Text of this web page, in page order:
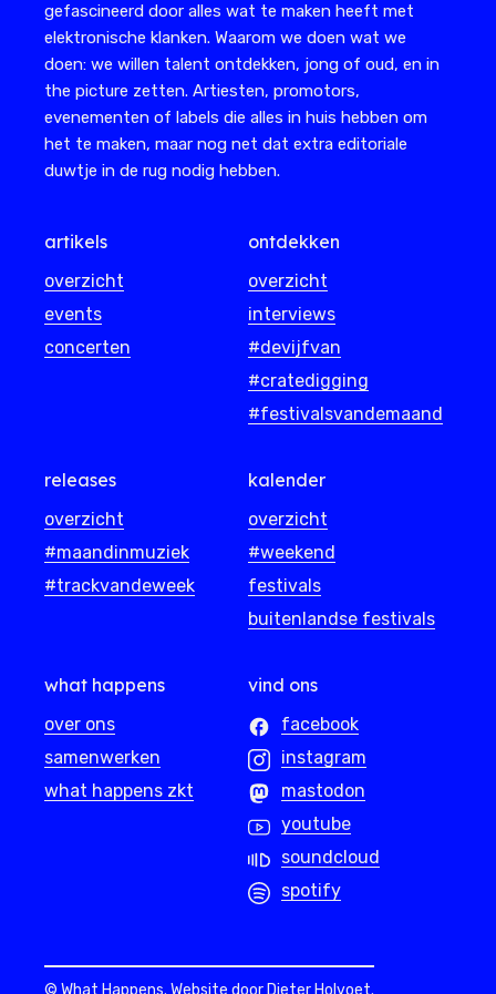
gefascineerd door alles wat te maken heeft met
elektronische klanken. Waarom we doen wat we
doen: we willen talent ontdekken, jong of oud, en in
the picture zetten. Artiesten, promotors,
evenementen of labels die alles in huis hebben om
het te maken, maar nog net dat extra editoriale
duwtje in de rug nodig hebben.
artikels
overzicht
events
concerten
ontdekken
overzicht
interviews
#devijfvan
#cratedigging
#festivalsvandemaand
releases
overzicht
#maandinmuziek
#trackvandeweek
kalender
overzicht
#weekend
festivals
buitenlandse festivals
what happens
over ons
samenwerken
what happens zkt
vind ons
facebook
instagram
mastodon
youtube
soundcloud
spotify
© What Happens. Website door Dieter Holvoet.